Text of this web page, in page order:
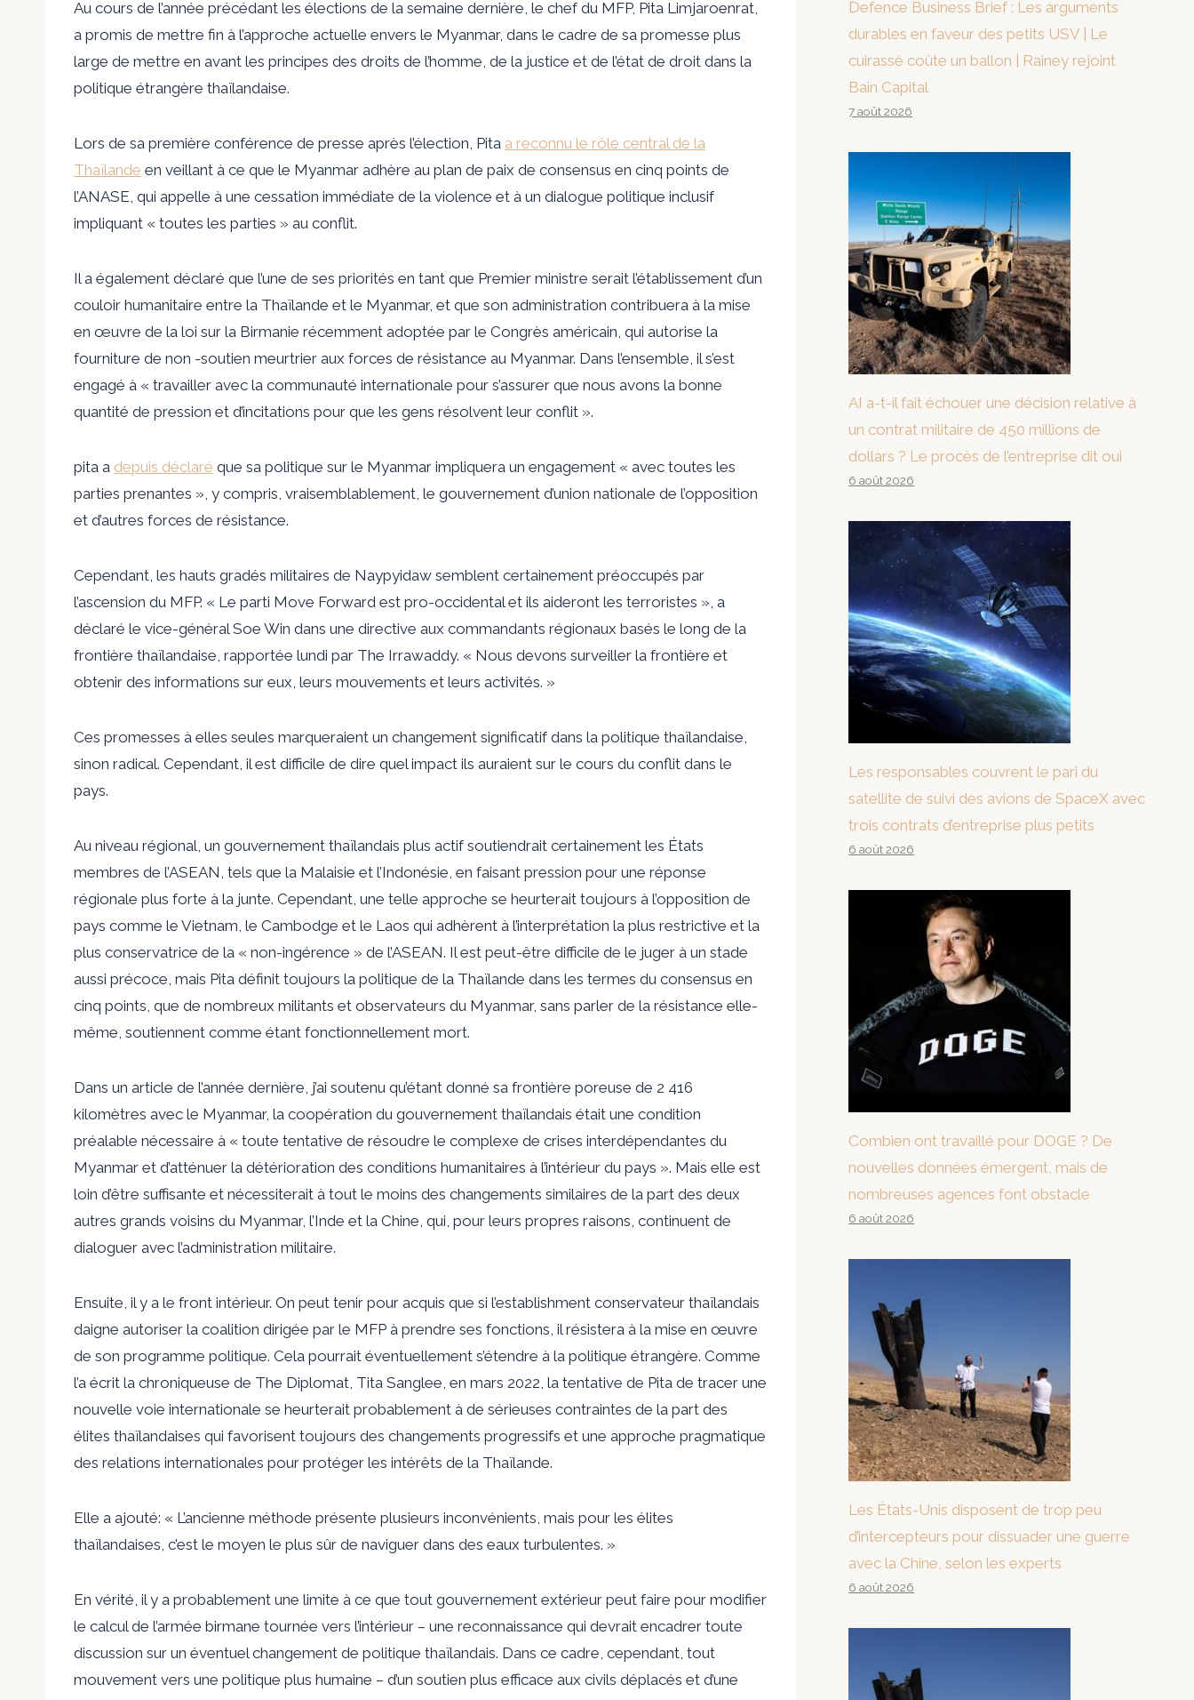
Au cours de l’année précédant les élections de la semaine dernière, le chef du MFP, Pita Limjaroenrat,
a promis de mettre fin à l’approche actuelle envers le Myanmar, dans le cadre de sa promesse plus
large de mettre en avant les principes des droits de l’homme, de la justice et de l’état de droit dans la
politique étrangère thaïlandaise.
Lors de sa première conférence de presse après l’élection, Pita a reconnu le rôle central de la
Thaïlande en veillant à ce que le Myanmar adhère au plan de paix de consensus en cinq points de
l’ANASE, qui appelle à une cessation immédiate de la violence et à un dialogue politique inclusif
impliquant « toutes les parties » au conflit.
Il a également déclaré que l’une de ses priorités en tant que Premier ministre serait l’établissement d’un
couloir humanitaire entre la Thaïlande et le Myanmar, et que son administration contribuera à la mise
en œuvre de la loi sur la Birmanie récemment adoptée par le Congrès américain, qui autorise la
fourniture de non -soutien meurtrier aux forces de résistance au Myanmar. Dans l’ensemble, il s’est
engagé à « travailler avec la communauté internationale pour s’assurer que nous avons la bonne
quantité de pression et d’incitations pour que les gens résolvent leur conflit ».
pita a depuis déclaré que sa politique sur le Myanmar impliquera un engagement « avec toutes les
parties prenantes », y compris, vraisemblablement, le gouvernement d’union nationale de l’opposition
et d’autres forces de résistance.
Cependant, les hauts gradés militaires de Naypyidaw semblent certainement préoccupés par
l’ascension du MFP. « Le parti Move Forward est pro-occidental et ils aideront les terroristes », a
déclaré le vice-général Soe Win dans une directive aux commandants régionaux basés le long de la
frontière thaïlandaise, rapportée lundi par The Irrawaddy. « Nous devons surveiller la frontière et
obtenir des informations sur eux, leurs mouvements et leurs activités. »
Ces promesses à elles seules marqueraient un changement significatif dans la politique thaïlandaise,
sinon radical. Cependant, il est difficile de dire quel impact ils auraient sur le cours du conflit dans le
pays.
Au niveau régional, un gouvernement thaïlandais plus actif soutiendrait certainement les États
membres de l’ASEAN, tels que la Malaisie et l’Indonésie, en faisant pression pour une réponse
régionale plus forte à la junte. Cependant, une telle approche se heurterait toujours à l’opposition de
pays comme le Vietnam, le Cambodge et le Laos qui adhèrent à l’interprétation la plus restrictive et la
plus conservatrice de la « non-ingérence » de l’ASEAN. Il est peut-être difficile de le juger à un stade
aussi précoce, mais Pita définit toujours la politique de la Thaïlande dans les termes du consensus en
cinq points, que de nombreux militants et observateurs du Myanmar, sans parler de la résistance elle-
même, soutiennent comme étant fonctionnellement mort.
Dans un article de l’année dernière, j’ai soutenu qu’étant donné sa frontière poreuse de 2 416
kilomètres avec le Myanmar, la coopération du gouvernement thaïlandais était une condition
préalable nécessaire à « toute tentative de résoudre le complexe de crises interdépendantes du
Myanmar et d’atténuer la détérioration des conditions humanitaires à l’intérieur du pays ». Mais elle est
loin d’être suffisante et nécessiterait à tout le moins des changements similaires de la part des deux
autres grands voisins du Myanmar, l’Inde et la Chine, qui, pour leurs propres raisons, continuent de
dialoguer avec l’administration militaire.
Ensuite, il y a le front intérieur. On peut tenir pour acquis que si l’establishment conservateur thaïlandais
daigne autoriser la coalition dirigée par le MFP à prendre ses fonctions, il résistera à la mise en œuvre
de son programme politique. Cela pourrait éventuellement s’étendre à la politique étrangère. Comme
l’a écrit la chroniqueuse de The Diplomat, Tita Sanglee, en mars 2022, la tentative de Pita de tracer une
nouvelle voie internationale se heurterait probablement à de sérieuses contraintes de la part des
élites thaïlandaises qui favorisent toujours des changements progressifs et une approche pragmatique
des relations internationales pour protéger les intérêts de la Thaïlande.
Elle a ajouté: « L’ancienne méthode présente plusieurs inconvénients, mais pour les élites
thaïlandaises, c’est le moyen le plus sûr de naviguer dans des eaux turbulentes. »
En vérité, il y a probablement une limite à ce que tout gouvernement extérieur peut faire pour modifier
le calcul de l’armée birmane tournée vers l’intérieur – une reconnaissance qui devrait encadrer toute
discussion sur un éventuel changement de politique thaïlandais. Dans ce cadre, cependant, tout
mouvement vers une politique plus humaine – d’un soutien plus efficace aux civils déplacés et d’une
Defence Business Brief : Les arguments
durables en faveur des petits USV | Le
cuirassé coûte un ballon | Rainey rejoint
Bain Capital
7 août 2026
AI a-t-il fait échouer une décision relative à
un contrat militaire de 450 millions de
dollars ? Le procès de l’entreprise dit oui
6 août 2026
Les responsables couvrent le pari du
satellite de suivi des avions de SpaceX avec
trois contrats d’entreprise plus petits
6 août 2026
Combien ont travaillé pour DOGE ? De
nouvelles données émergent, mais de
nombreuses agences font obstacle
6 août 2026
Les États-Unis disposent de trop peu
d’intercepteurs pour dissuader une guerre
avec la Chine, selon les experts
6 août 2026